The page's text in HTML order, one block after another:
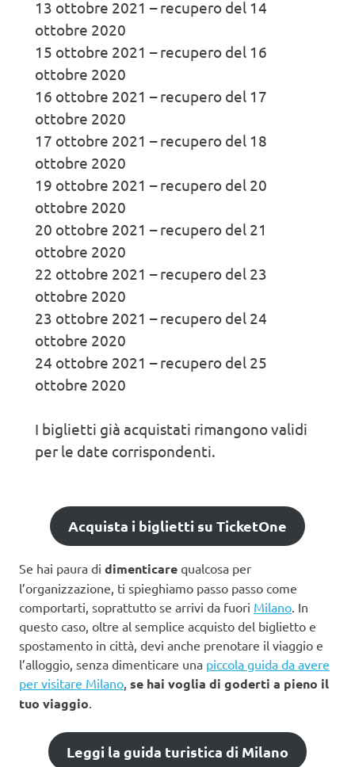
13 ottobre 2021 – recupero del 14
ottobre 2020
15 ottobre 2021 – recupero del 16
ottobre 2020
16 ottobre 2021 – recupero del 17
ottobre 2020
17 ottobre 2021 – recupero del 18
ottobre 2020
19 ottobre 2021 – recupero del 20
ottobre 2020
20 ottobre 2021 – recupero del 21
ottobre 2020
22 ottobre 2021 – recupero del 23
ottobre 2020
23 ottobre 2021 – recupero del 24
ottobre 2020
24 ottobre 2021 – recupero del 25
ottobre 2020
I biglietti già acquistati rimangono validi
per le date corrispondenti.
Acquista i biglietti su TicketOne
Se hai paura di dimenticare qualcosa per
l’organizzazione, ti spieghiamo passo passo come
comportarti, soprattutto se arrivi da fuori Milano . In
questo caso, oltre al semplice acquisto del biglietto e
spostamento in città, devi anche prenotare il viaggio e
l’alloggio, senza dimenticare una piccola guida da avere
per visitare Milano se hai voglia di goderti a pieno il
tuo viaggio
Leggi la guida turistica di Milano